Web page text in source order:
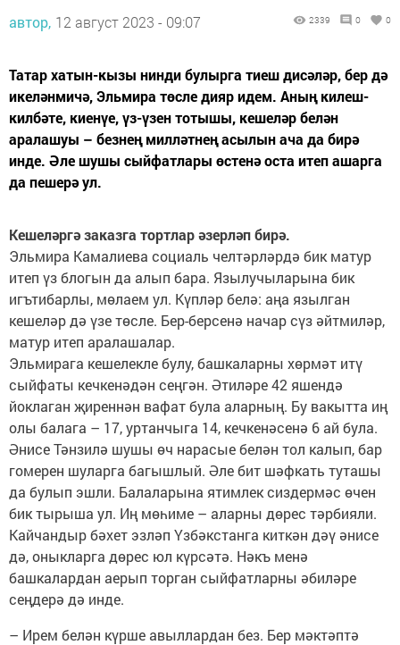
автор, 12 август 2023 - 09:07 2339 0 0
Татар хатын-кызы нинди булырга тиеш дисәләр, бер дә
икеләнмичә, Эльмира төсле дияр идем. Аның килеш-
килбәте, киенүе, үз-үзен тотышы, кешеләр белән
аралашуы – безнең милләтнең асылын ача да бирә
инде. Әле шушы сыйфатлары өстенә оста итеп ашарга
да пешерә ул.
Кешеләргә заказга тортлар әзерләп бирә.
Эльмира Камалиева социаль челтәрләрдә бик матур
итеп үз блогын да алып бара. Язылучыларына бик
игътибарлы, мөлаем ул. Күпләр белә: аңа язылган
кешеләр дә үзе төсле. Бер-берсенә начар сүз әйтмиләр,
матур итеп аралашалар.
Эльмирага кешелекле булу, башкаларны хөрмәт итү
сыйфаты кечкенәдән сеңгән. Әтиләре 42 яшендә
йоклаган җиреннән вафат була аларның. Бу вакытта иң
олы балага – 17, уртанчыга 14, кечкенәсенә 6 ай була.
Әнисе Тәнзилә шушы өч нарасые белән тол калып, бар
гомерен шуларга багышлый. Әле бит шәфкать туташы
да булып эшли. Балаларына ятимлек сиздермәс өчен
бик тырыша ул. Иң мөһиме – аларны дөрес тәрбияли.
Кайчандыр бәхет эзләп Үзбәкстанга киткән дәү әнисе
дә, оныкларга дөрес юл күрсәтә. Нәкъ менә
башкалардан аерып торган сыйфатларны әбиләре
сеңдерә дә инде.
– Ирем белән күрше авыллардан без. Бер мәктәптә